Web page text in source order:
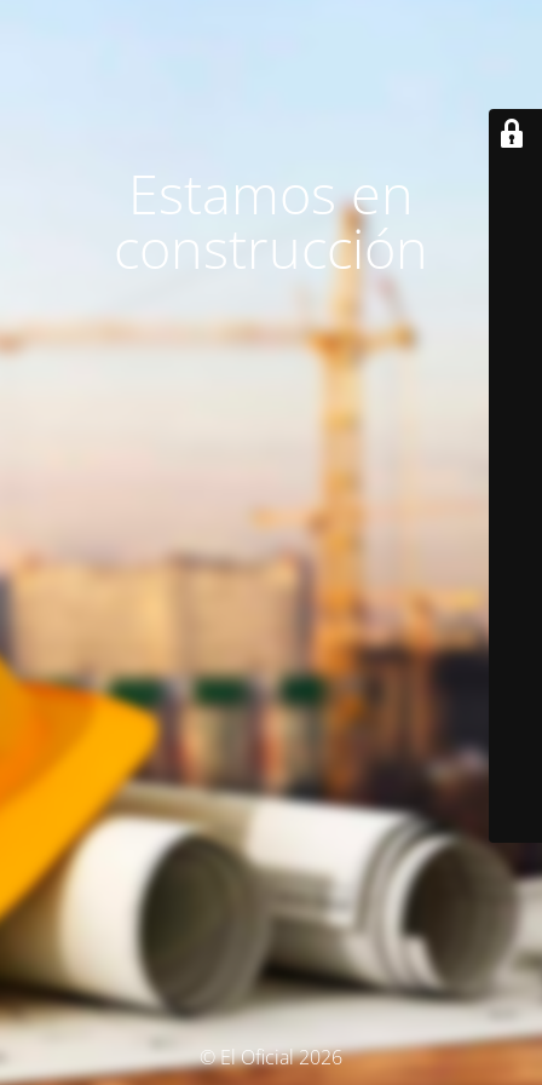
Estamos en
construcción
© El Oficial 2026